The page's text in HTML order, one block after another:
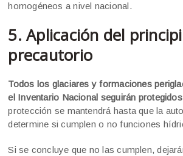
homogéneos a nivel nacional.
5. Aplicación del
precautorio
Todos los glaciares y formaciones
el Inventario Nacional seguirán
protección se mantendrá hasta que la
determine si cumplen o no funciones
Si se concluye que no las cumplen,